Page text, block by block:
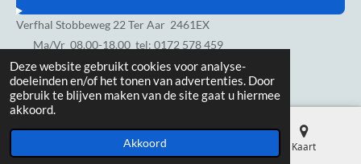
Deze website gebruikt cookies voor analyse-
doeleinden en/of het tonen van advertenties. Door
gebruik te blijven maken van de site gaat u hiermee
akkoord.
Akkoord
Verfhal Stobbeweg 22 Ter Aar 2461EX
Ma/Vr 08.00-18.00 tel: 0172 578 459
Zaterdag 8.00-17.00
Telefoonnummer Kaart